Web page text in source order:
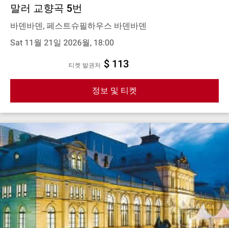
말러 교향곡 5번
바덴바덴, 페스트슈필하우스 바덴바덴
Sat 11월 21일 2026월, 18:00
티켓 발권처 $ 113
정보 및 티켓